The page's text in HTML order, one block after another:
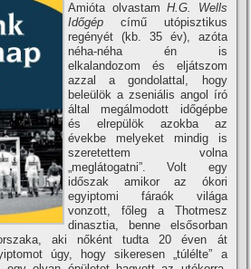
Amióta olvastamH.G. Wells
Időgép cí­mű utópisztikus
regényét (kb. 35 év), azóta
néha-néha én is
elkalandozom és eljátszom
azzal a gondolattal, hogy
beleülök a zseniális angol í­ró
által megálmodott időgépbe
és elrepülök azokba az
évekbe melyeket mindig is
szeretettem volna
„meglátogatni”. Volt egy
időszak amikor az ókori
egyiptomi fáraók világa
vonzott, főleg a Thotmesz
dinasztia, benne elsősorban
aki nőként tudta 20 éven át
úgy, hogy sikeresen „túlélte” a